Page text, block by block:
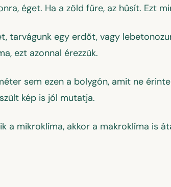
éget. Ha a zöld fűre, az hűsít. Ezt
tarvágunk egy erdőt, vagy
ezt azonnal érezzük.
sem ezen a bolygón, amit ne
kép is jól mutatja.
a mikroklíma, akkor a makroklíma is